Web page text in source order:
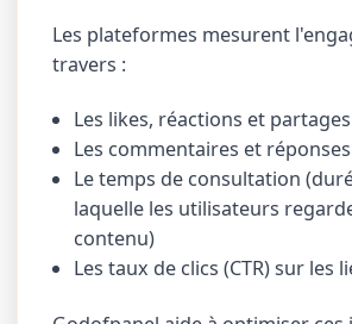
Les plateformes mesurent
travers :
Les likes, réactions et partages
Les commentaires et réponses
Le temps de consultation
laquelle les utilisateurs
contenu)
Les taux de clics (CTR) sur les